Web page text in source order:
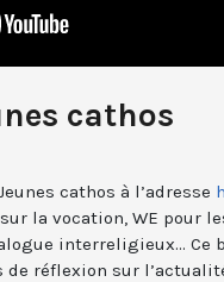
cathos
cathos à l’adresse
la vocation, WE pour
interreligieux... Ce
de réflexion sur